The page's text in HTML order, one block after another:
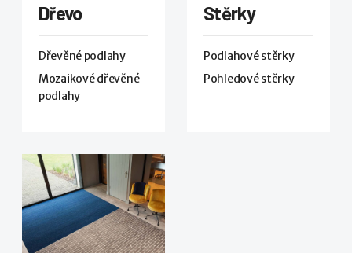
Dřevo
Dřevěné podlahy
Mozaikové dřevěné
podlahy
Stěrky
Podlahové stěrky
Pohledové stěrky